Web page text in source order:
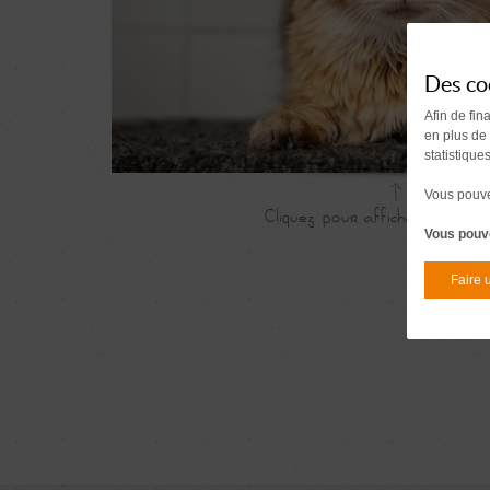
Des
Afin de
en plus
Vous
Vous
Faire